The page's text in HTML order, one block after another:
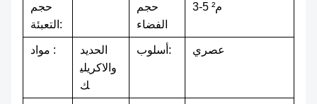
حجم
التعبئة:
حجم
الفضاء
3-5 م²
مواد :
الحديد
والاكريلي
ك
أسلوب: عصري